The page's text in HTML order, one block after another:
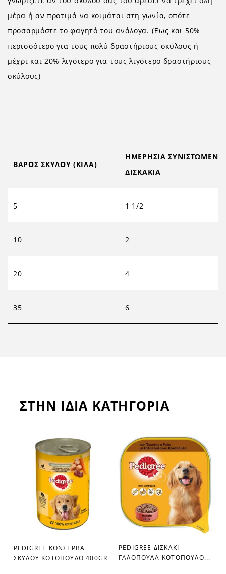
μέρα ή αν προτιμά να κοιμάται στη γωνία, οπότε
προσαρμόστε το φαγητό του ανάλογα. (Έως και 50%
περισσότερο για τους πολύ δραστήριους σκύλους ή
μέχρι και 20% λιγότερο για τους λιγότερο δραστήριους
σκύλους)
BAΡΟΣ ΣΚΥΛΟΥ (ΚΙΛΑ)
ΗΜΕΡΗΣΙΑ
ΔΙΣΚΑΚΙΑ
5 1 1/2
10 2
20 4
35 6
ΣΤΗΝ ΙΔΙΑ ΚΑΤΗΓΟΡΙΑ
favorite_border
PEDIGREE ΚΟΝΣΕΡΒΑ
ΣΚΥΛΟΥ ΚΟΤΟΠΟΥΛΟ 400GR
favorite_border
PEDIGREE ΔΙΣΚΑΚΙ
ΓΑΛΟΠΟΥΛΑ-ΚΟΤΟΠΟΥΛΟ...